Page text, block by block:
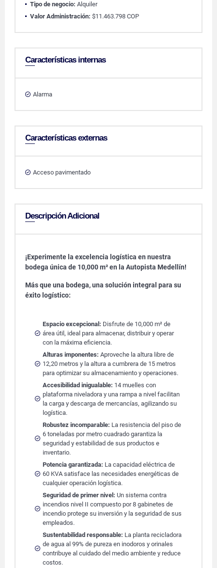
Tipo de negocio: Alquiler
Valor Administración: $11.463.798 COP
Características internas
Alarma
Características externas
Acceso pavimentado
Descripción Adicional
¡Experimente la excelencia logística en nuestra
bodega única de 10,000 m² en la Autopista Medellín!
Más que una bodega, una solución integral para su
éxito logístico:
Espacio excepcional: Disfrute de 10,000 m² de
área útil, ideal para almacenar, distribuir y operar
con la máxima eficiencia.
Alturas imponentes: Aproveche la altura libre de
12,20 metros y la altura a cumbrera de 15 metros
para optimizar su almacenamiento y operaciones.
Accesibilidad inigualable: 14 muelles con
plataforma niveladora y una rampa a nivel facilitan
la carga y descarga de mercancías, agilizando su
logística.
Robustez incomparable: La resistencia del piso de
6 toneladas por metro cuadrado garantiza la
seguridad y estabilidad de sus productos e
inventario.
Potencia garantizada: La capacidad eléctrica de
60 KVA satisface las necesidades energéticas de
cualquier operación logística.
Seguridad de primer nivel: Un sistema contra
incendios nivel II compuesto por 8 gabinetes de
incendio protege su inversión y la seguridad de sus
empleados.
Sustentabilidad responsable: La planta recicladora
de agua al 99% de pureza en inodoros y orinales
contribuye al cuidado del medio ambiente y reduce
costos.